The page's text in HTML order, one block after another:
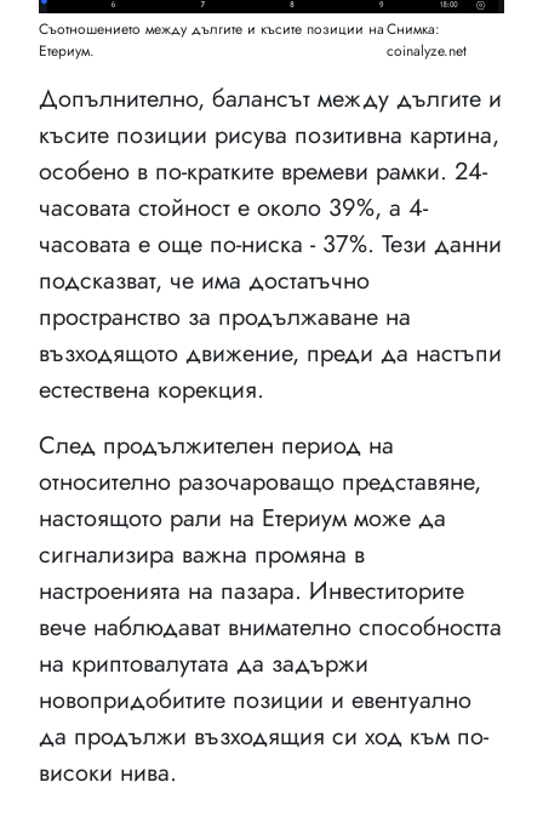
Съотношението между дългите и късите позиции на
Етериум.
Снимка:
coinalyze.net
Допълнително, балансът между дългите и
късите позиции рисува позитивна картина,
особено в по-кратките времеви рамки. 24-
часовата стойност е около 39%, а 4-
часовата е още по-ниска - 37%. Тези данни
подсказват, че има достатъчно
пространство за продължаване на
възходящото движение, преди да настъпи
естествена корекция.
След продължителен период на
относително разочароващо представяне,
настоящото рали на Етериум може да
сигнализира важна промяна в
настроенията на пазара. Инвеститорите
вече наблюдават внимателно способността
на криптовалутата да задържи
новопридобитите позиции и евентуално
да продължи възходящия си ход към по-
високи нива.